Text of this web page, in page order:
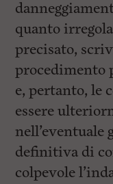
quanto
precisato,
procedimento
e, pertanto, le
essere
nell’eventuale
definitiva di
colpevole